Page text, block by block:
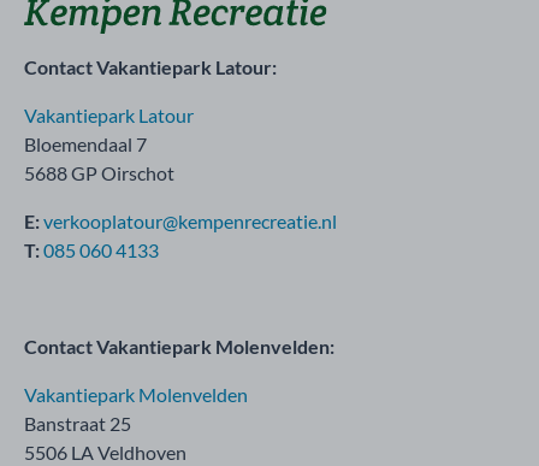
Contact Vakantiepark Latour:
Vakantiepark Latour
Bloemendaal 7
5688 GP Oirschot
E:verkooplatour@kempenrecreatie.nl
T:085 060 4133
Contact Vakantiepark Molenvelden:
Vakantiepark Molenvelden
Banstraat 25
5506 LA Veldhoven